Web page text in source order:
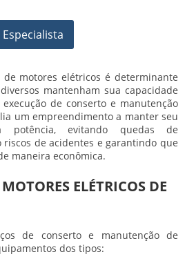
motores elétricos é determinante
mantenham sua capacidade
de conserto e manutenção
um empreendimento a manter seu
potência, evitando quedas de
de acidentes e garantindo que
maneira econômica.
ELÉTRICOS DE
de conserto e manutenção de
dos tipos: